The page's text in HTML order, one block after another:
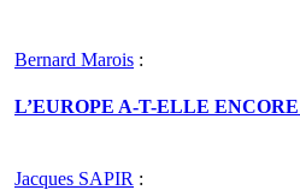
Bernard Marois :
L’EUROPE A-T-ELLE
Jacques SAPIR :